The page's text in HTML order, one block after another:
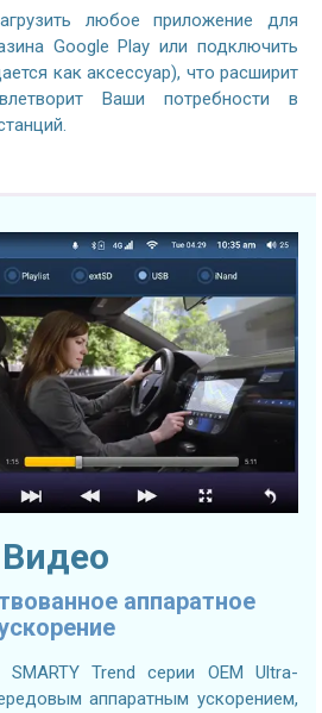
любое приложение для
Google Play или подключить
как аксессуар), что расширит
Ваши потребности в
Видео
аппаратное
SMARTY Trend серии OEM Ultra-
аппаратным ускорением,